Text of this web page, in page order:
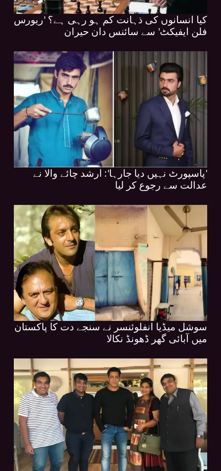
کیا انسانوں کی ذہانت کم ہو رہی ہے؟ 'ریورس
فلن ایفیکٹ' سے سائنس دان حیران
'پاسپورٹ نہیں دیا جارہا': ارشد چائے والا نے
عدالت سے رجوع کر لیا
سوشل میڈیا انفلوئنسر نے سنجے دت کا پاکستان
میں آبائی گھر ڈھونڈ نکالا